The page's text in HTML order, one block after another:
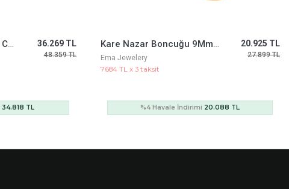
Kare Nazar Boncuğu 9Mm Bileklik Charm 20.925 TL
27.899 TL
20.088 TL
Kalemli Safir Taşlı Küpe
Ema Jewelery
20.491 TL x 3 taksit
55.799 TL
74.398 TL
%4 Havale İndirimi53.567 TL